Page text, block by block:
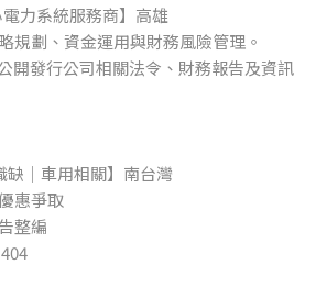
電力系統服務商】高雄
規劃、資金運用與財務風險管理。
開發行公司相關法令、財務報告及資訊
缺｜車用相關】南台灣
惠爭取
整編